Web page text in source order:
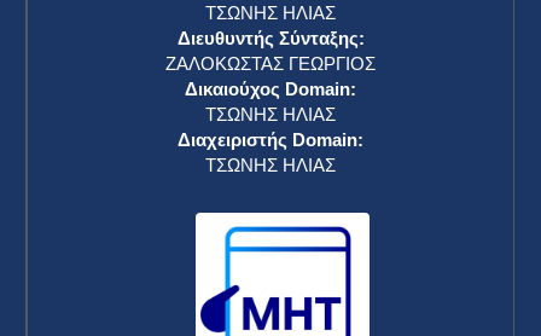
ΤΣΩΝΗΣ ΗΛΙΑΣ
Διευθυντής Σύνταξης:
ΖΑΛΟΚΩΣΤΑΣ ΓΕΩΡΓΙΟΣ
Δικαιούχος Domain:
ΤΣΩΝΗΣ ΗΛΙΑΣ
Διαχειριστής Domain:
ΤΣΩΝΗΣ ΗΛΙΑΣ